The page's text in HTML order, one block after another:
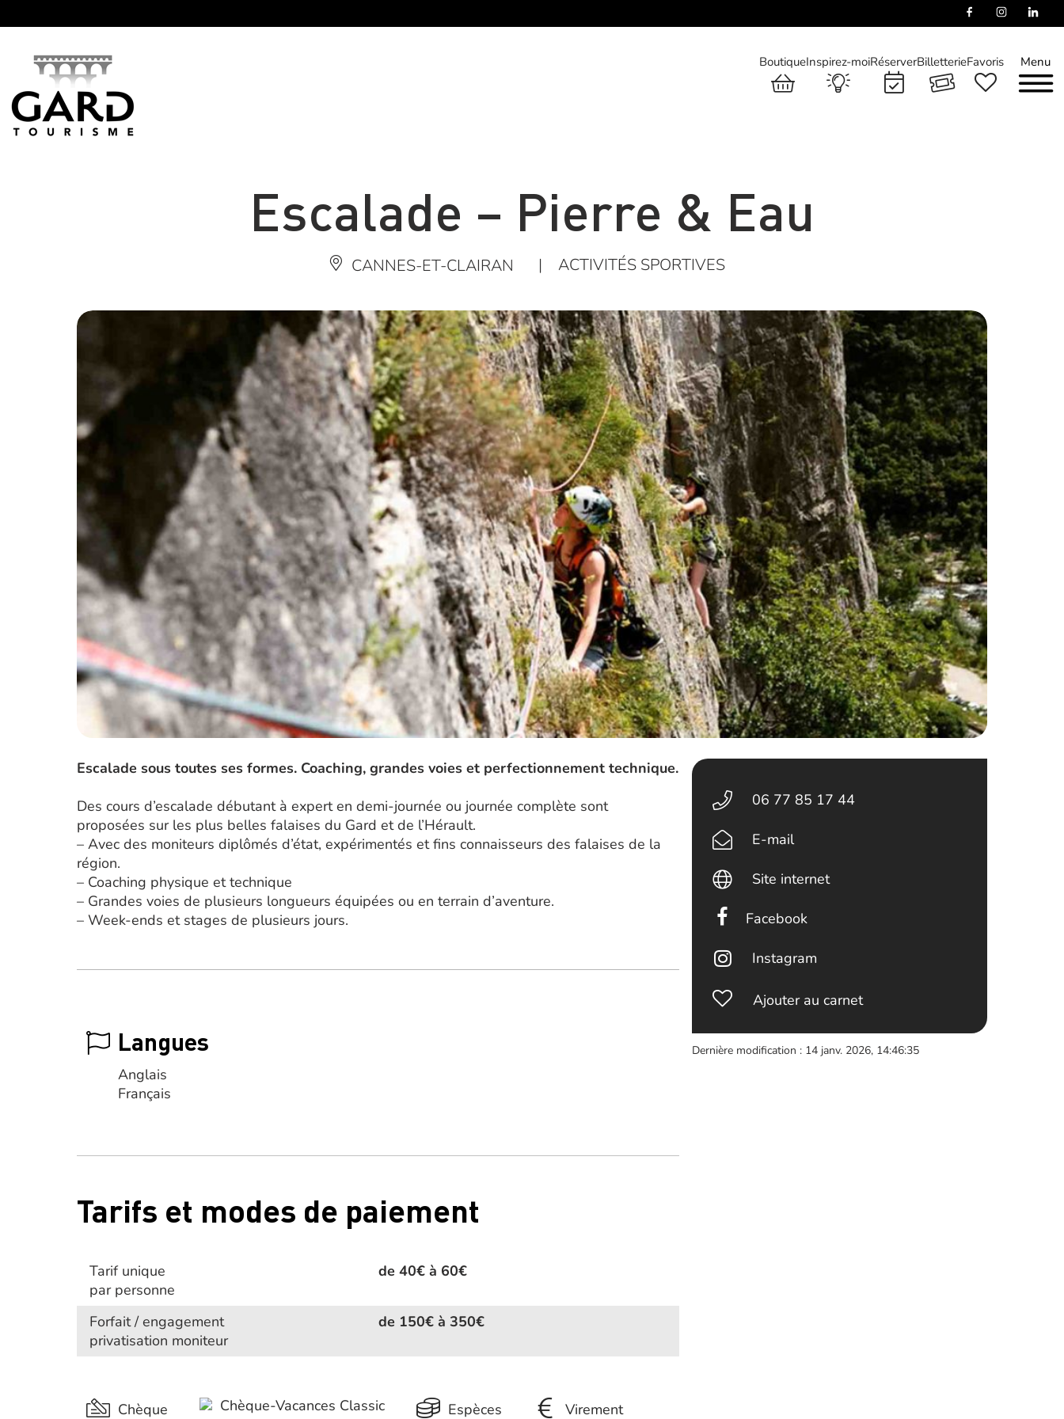
Menu
BoutiqueInspirez-moiRéserverBilletterieFavoris
Escalade – Pierre & Eau
CANNES-ET-CLAIRAN | ACTIVITÉS SPORTIVES
Escalade sous toutes ses formes. Coaching, grandes voies et perfectionnement technique.
Des cours d’escalade débutant à expert en demi-journée ou journée complète sont
proposées sur les plus belles falaises du Gard et de l’Hérault.
– Avec des moniteurs diplômés d’état, expérimentés et fins connaisseurs des falaises de la
région.
– Coaching physique et technique
– Grandes voies de plusieurs longueurs équipées ou en terrain d’aventure.
– Week-ends et stages de plusieurs jours.
Langues
Anglais
Français
Tarifs et modes de paiement
Tarif unique
de 40€ à 60€
par personne
Forfait / engagement
de 150€ à 350€
privatisation moniteur
Chèque Chèque-Vacances Classic Espèces Virement
06 77 85 17 44
E-mail
Site internet
Facebook
Instagram
Ajouter au carnet
Dernière modification : 14 janv. 2026, 14:46:35